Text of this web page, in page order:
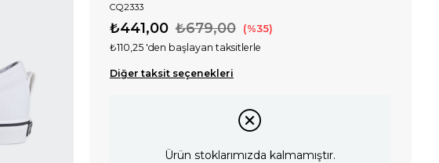
CQ2333
₺679,00
₺441,00 35
₺110,25 'den başlayan taksitlerle
Diğer taksit seçenekleri
Ürün stoklarımızda kalmamıştır.